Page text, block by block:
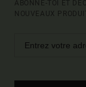
ABONNE-TOI ET
NOUVEAUX